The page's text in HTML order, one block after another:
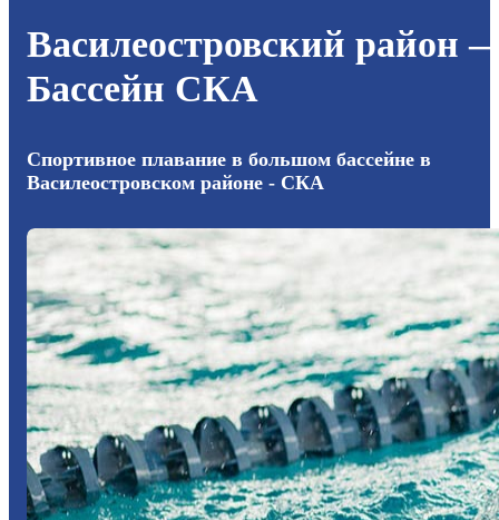
Василеостровский район
Бассейн СКА
Спортивное плавание в большом бассейне в
Василеостровском районе - СКА